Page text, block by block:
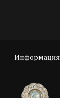
Информация